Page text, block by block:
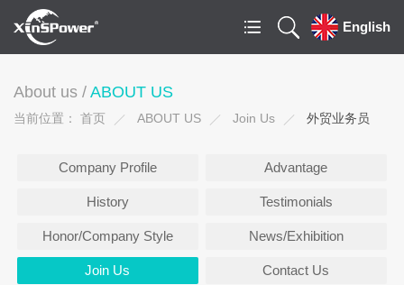
English
About us / ABOUT US
当前位置： 首页 ABOUT US Join Us 外贸业务员
Company Profile Advantage
History Testimonials
Honor/Company Style News/Exhibition
Join Us Contact Us